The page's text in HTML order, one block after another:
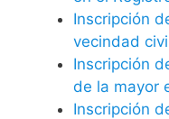
Inscripción
vecindad
Inscripción
de la mayor
Inscripción